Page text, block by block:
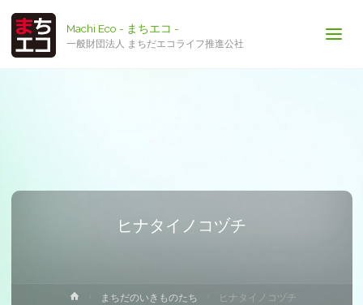
Machi Eco - まちエコ -
一般財団法人 まちだエコライフ推進公社
ヒナタイノコヅチ
まちだのいきものたち ヒナタイノコヅチ